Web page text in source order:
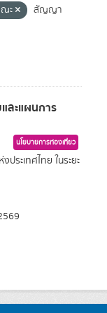
ะ
สัญญา
ละแผนการ
นโยบายการท่องเที่ยว
ระเทศไทย ในระยะ